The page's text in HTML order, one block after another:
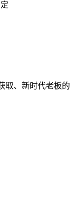
取、新时代老板的